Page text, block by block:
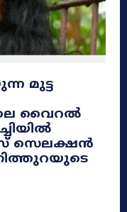
മുട്ട
വൈറൽ
സെലക്ഷൻ